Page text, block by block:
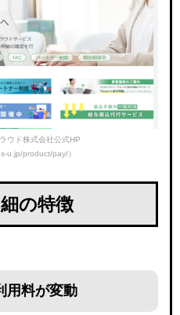
ウド株式会社公式HP
u.jp/product/pay/）
の特徴
用料が変動